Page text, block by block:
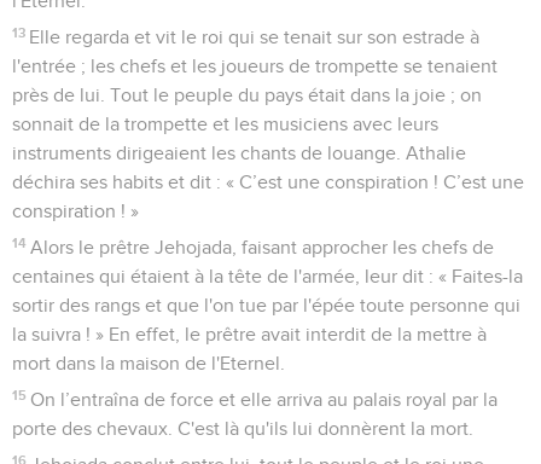
13 Elle regarda et vit le roi qui se tenait sur son estrade à
l'entrée ; les chefs et les joueurs de trompette se tenaient
près de lui. Tout le peuple du pays était dans la joie ; on
sonnait de la trompette et les musiciens avec leurs
instruments dirigeaient les chants de louange. Athalie
déchira ses habits et dit : « C’est une conspiration ! C’est une
conspiration ! »
14 Alors le prêtre Jehojada, faisant approcher les chefs de
centaines qui étaient à la tête de l'armée, leur dit : « Faites-la
sortir des rangs et que l'on tue par l'épée toute personne qui
la suivra ! » En effet, le prêtre avait interdit de la mettre à
mort dans la maison de l'Eternel.
15 On l’entraîna de force et elle arriva au palais royal par la
porte des chevaux. C'est là qu'ils lui donnèrent la mort.
16